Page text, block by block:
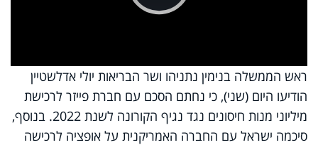
Play
Video
ראש הממשלה בנימין נתניהו ושר הבריאות יולי אדלשטיין
הודיעו היום (שני), כי נחתם הסכם עם חברת פייזר לרכישת
מיליוני מנות חיסונים נגד נגיף הקורונה לשנת 2022. בנוסף,
סיכמה ישראל עם החברה האמריקנית על אופציה לרכישה